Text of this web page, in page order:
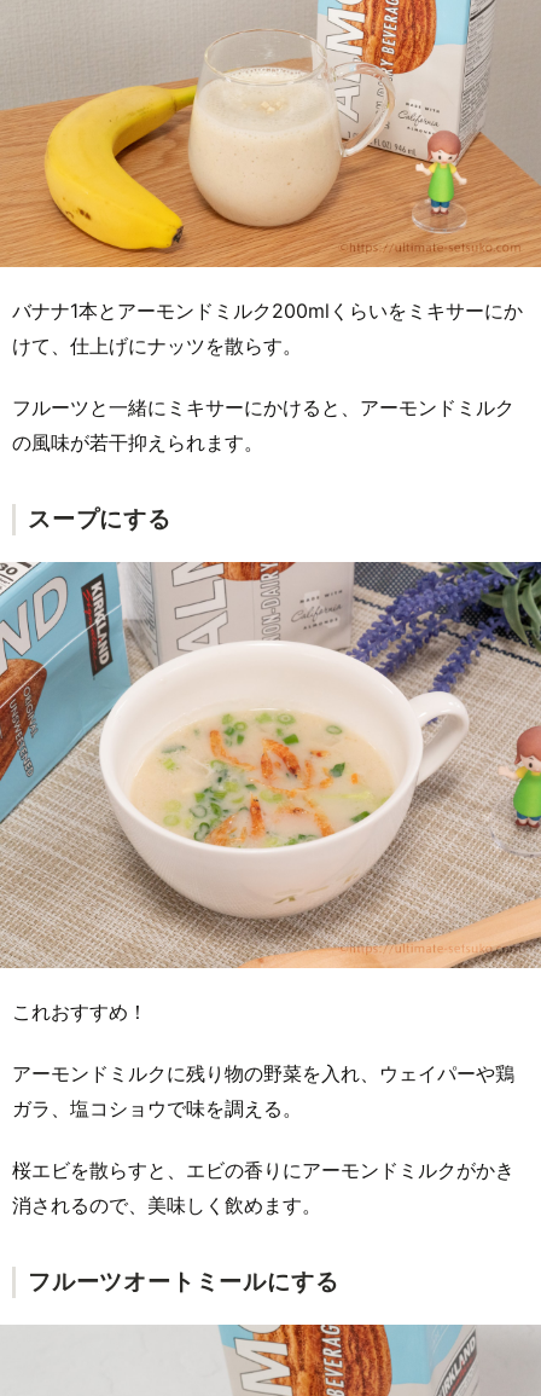
バナナ1本とアーモンドミルク200mlくらいをミキサーにか
けて、仕上げにナッツを散らす。
フルーツと一緒にミキサーにかけると、アーモンドミルク
の風味が若干抑えられます。
スープにする
これおすすめ！
アーモンドミルクに残り物の野菜を入れ、ウェイパーや鶏
ガラ、塩コショウで味を調える。
桜エビを散らすと、エビの香りにアーモンドミルクがかき
消されるので、美味しく飲めます。
フルーツオートミールにする